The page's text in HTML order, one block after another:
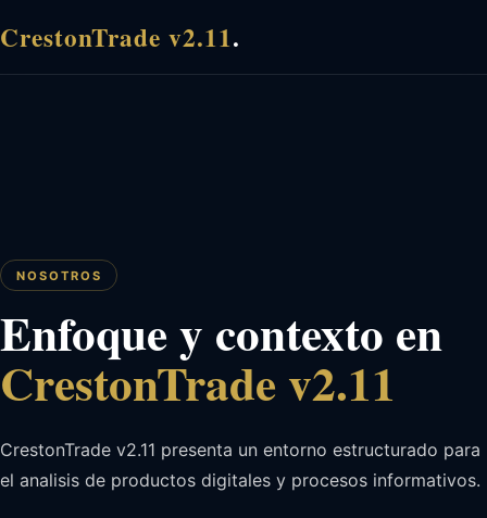
CrestonTrade v2.11.
NOSOTROS
Enfoque y contexto en
CrestonTrade v2.11
CrestonTrade v2.11 presenta un entorno estructurado para
el analisis de productos digitales y procesos informativos.